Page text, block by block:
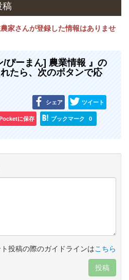
稿
家さんが登録した情報はありませ
/ぴーまん] 農業情報 』の
たら、次のボタンで応
シェア ツイート
に保存 ブックマーク 0
ト投稿の際のガイドラインはこちら
投稿